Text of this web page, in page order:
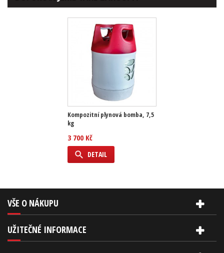
Kompozitní plynová bomba, 7,5
kg
3 700 Kč
DETAIL
VŠE O NÁKUPU
UŽITEČNÉ INFORMACE